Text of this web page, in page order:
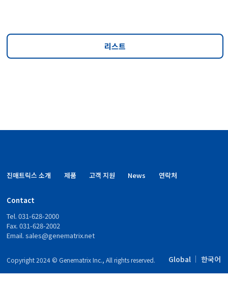
리스트
진매트릭스 소개 제품 고객 지원 News 연락처
Contact
Tel. 031-628-2000
Fax. 031-628-2002
Email.sales@genematrix.net
Global 한국어
Copyright 2024 © Genematrix Inc., All rights reserved.